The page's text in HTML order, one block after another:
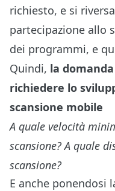
richiesto, e si
partecipazione allo
dei programmi, e
Quindi, la
richiedere lo
scansione mobile
A quale velocità
scansione? A quale
scansione?
E anche ponendosi